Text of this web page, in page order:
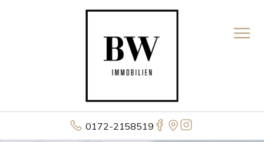
0172-2158519